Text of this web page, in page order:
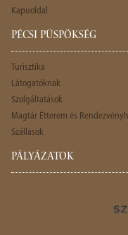
Kapuoldal
PÉCSI PÜSPÖKSÉG
Turisztika
Látogatóknak
Szolgáltatások
Magtár Étterem és
Szállások
PÁLYÁZATOK